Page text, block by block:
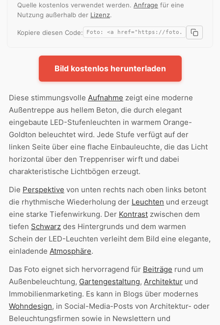
Quelle kostenlos verwendet werden. Anfrage für eine
Nutzung außerhalb der Lizenz.
Kopiere diesen Code:
Bild kostenlos herunterladen
Diese stimmungsvolle Aufnahme zeigt eine moderne
Außentreppe aus hellem Beton, die durch elegant
eingebaute LED-Stufenleuchten in warmem Orange-
Goldton beleuchtet wird. Jede Stufe verfügt auf der
linken Seite über eine flache Einbauleuchte, die das Licht
horizontal über den Treppenriser wirft und dabei
charakteristische Lichtbögen erzeugt.
Die Perspektive von unten rechts nach oben links betont
die rhythmische Wiederholung der Leuchten und erzeugt
eine starke Tiefenwirkung. Der Kontrast zwischen dem
tiefen Schwarz des Hintergrunds und dem warmen
Schein der LED-Leuchten verleiht dem Bild eine elegante,
einladende Atmosphäre.
Das Foto eignet sich hervorragend für Beiträge rund um
Außenbeleuchtung, Gartengestaltung, Architektur und
Immobilienmarketing. Es kann in Blogs über modernes
Wohndesign, in Social-Media-Posts von Architektur- oder
Beleuchtungsfirmen sowie in Newslettern und